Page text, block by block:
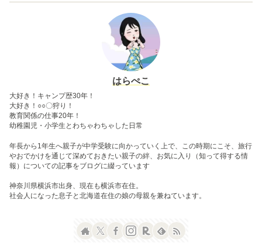
はらぺこ
大好き！キャンプ歴30年！
大好き！○○〇狩り！
教育関係の仕事20年！
幼稚園児・小学生とわちゃわちゃした日常
年長から1年生へ親子が中学受験に向かっていく上で、この時期にこそ、旅行
やおでかけを通じて深めておきたい親子の絆、お気に入り（知って得する情
報）についての記事をブログに綴っています
神奈川県横浜市出身、現在も横浜市在住。
社会人になった息子と北海道在住の娘の母親を兼ねています。